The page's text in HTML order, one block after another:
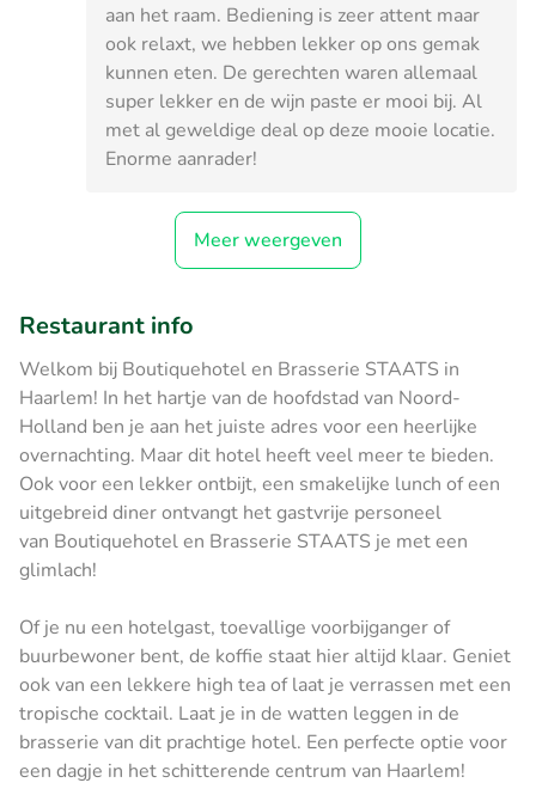
aan het raam. Bediening is zeer attent maar
ook relaxt, we hebben lekker op ons gemak
kunnen eten. De gerechten waren allemaal
super lekker en de wijn paste er mooi bij. Al
met al geweldige deal op deze mooie locatie.
Enorme aanrader!
Meer weergeven
Restaurant info
Welkom bij Boutiquehotel en Brasserie STAATS in
Haarlem! In het hartje van de hoofdstad van Noord-
Holland ben je aan het juiste adres voor een heerlijke
overnachting. Maar dit hotel heeft veel meer te bieden.
Ook voor een lekker ontbijt, een smakelijke lunch of een
uitgebreid diner ontvangt het gastvrije personeel
van Boutiquehotel en Brasserie STAATS je met een
glimlach!
Of je nu een hotelgast, toevallige voorbijganger of
buurbewoner bent, de koffie staat hier altijd klaar. Geniet
ook van een lekkere high tea of laat je verrassen met een
tropische cocktail. Laat je in de watten leggen in de
brasserie van dit prachtige hotel. Een perfecte optie voor
een dagje in het schitterende centrum van Haarlem!